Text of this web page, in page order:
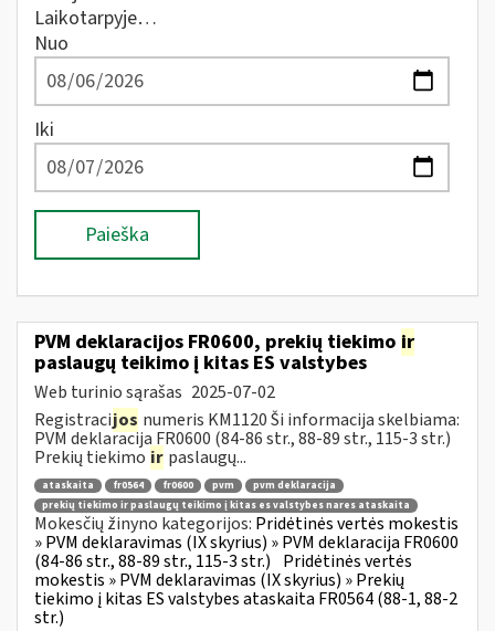
Laikotarpyje…
Nuo
Iki
Paieška
PVM deklaracijos FR0600, prekių tiekimo ir
paslaugų teikimo į kitas ES valstybes
Web turinio sąrašas 2025-07-02
Registracijos numeris KM1120 Ši informacija skelbiama:
PVM deklaracija FR0600 (84-86 str., 88-89 str., 115-3 str.)
Prekių tiekimo ir paslaugų...
ataskaita fr0564 fr0600 pvm
pvm deklaracija
prekių tiekimo ir paslaugų teikimo į kitas es valstybes nares ataskaita
Mokesčių žinyno kategorijos: Pridėtinės vertės mokestis
» PVM deklaravimas (IX skyrius) » PVM deklaracija FR0600
(84-86 str., 88-89 str., 115-3 str.) Pridėtinės vertės
mokestis » PVM deklaravimas (IX skyrius) » Prekių
tiekimo į kitas ES valstybes ataskaita FR0564 (88-1, 88-2
str.)